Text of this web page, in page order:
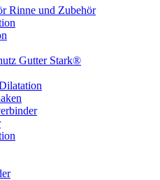
Rinne und Zubehör
Gutter Stark®